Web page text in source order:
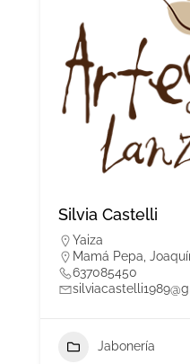
Silvia Castelli
Yaiza
Mamá Pepa,
637085450
Jabonería